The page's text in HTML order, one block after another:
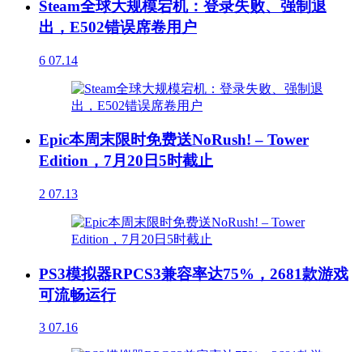
Steam全球大规模宕机：登录失败、强制退
出，E502错误席卷用户
6 07.14
Epic本周末限时免费送NoRush! – Tower
Edition，7月20日5时截止
2 07.13
PS3模拟器RPCS3兼容率达75%，2681款游戏
可流畅运行
3 07.16